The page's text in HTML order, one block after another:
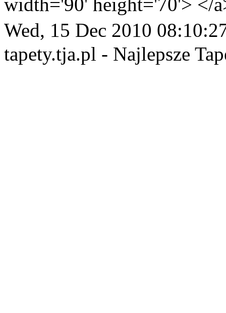
Wed, 15 Dec 2010
tapety.tja.pl - Najlepsze